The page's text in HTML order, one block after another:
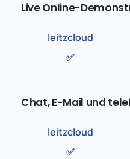
Live Online-
✅
Chat, E-Mail und
✅